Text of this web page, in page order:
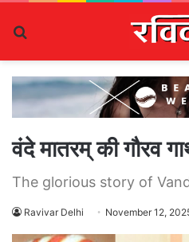
वंदे मातरम् की गौरव
The glorious story of
Ravivar Delhi November 12,